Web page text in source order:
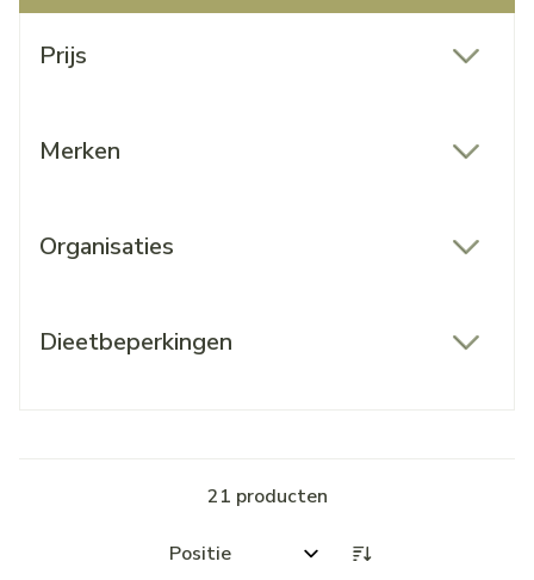
Prijs
Merken
Organisaties
Dieetbeperkingen
21 producten
Sorteer op: